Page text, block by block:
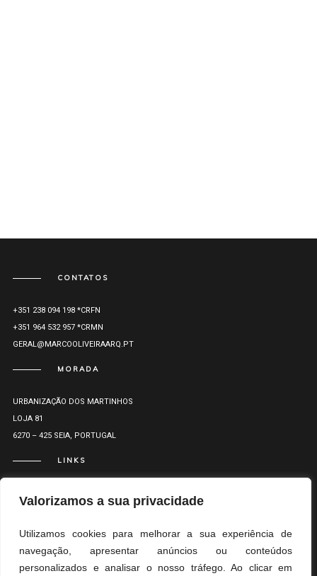
Valorizamos a sua privacidade
Utilizamos cookies para melhorar a sua experiência de
navegação, apresentar anúncios ou conteúdos
personalizados e analisar o nosso tráfego. Ao clicar em
CONTATOS
+351 238 094 198 *CRFN
+351 964 532 957 *CRMN
GERAL@MARCOOLIVEIRAARQ.PT
MORADA
URBANIZAÇÃO DOS MARTINHOS
LOJA 81
6270 – 425 SEIA, PORTUGAL
LINKS